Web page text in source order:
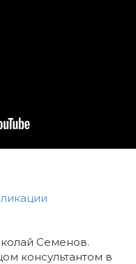
Семенов.
консультантом в